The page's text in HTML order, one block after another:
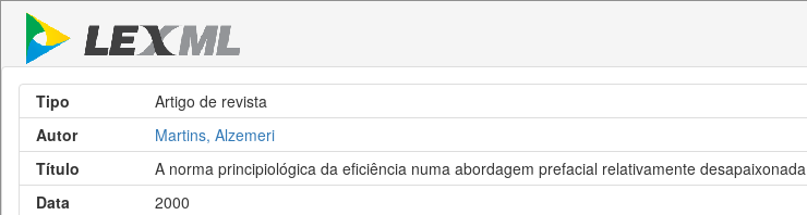
Tipo
Artigo de revista
Autor
Martins, Alzemeri
Título
A norma principiológica da eficiência numa abordagem prefacial relativamente desapaixonada
Data
2000